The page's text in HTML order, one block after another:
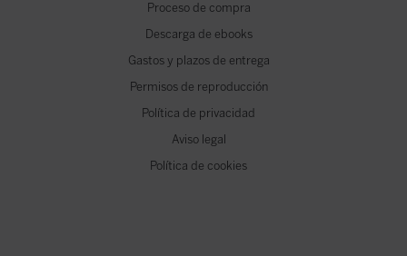
Proceso de compra
Descarga de ebooks
Gastos y plazos de entrega
Permisos de reproducción
Política de privacidad
Aviso legal
Política de cookies